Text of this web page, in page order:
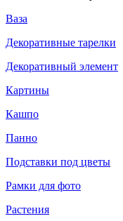
Ваза
Декоративные тарелки
Декоративный элемент
Картины
Кашпо
Панно
Подставки под цветы
Рамки для фото
Растения